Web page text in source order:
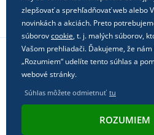
Sledujte nás na
zlepšovať a sprehľadňovať web alebo
novinkách a akciách. Preto
súborovcookie, t. j. malých súborov,
Vašom prehliadači. Ďakujeme, že
„Rozumiem“ udelíte tento súhlas a
webové stránky.
Súhlas môžete odmietnuť tu
ROZUMIEM